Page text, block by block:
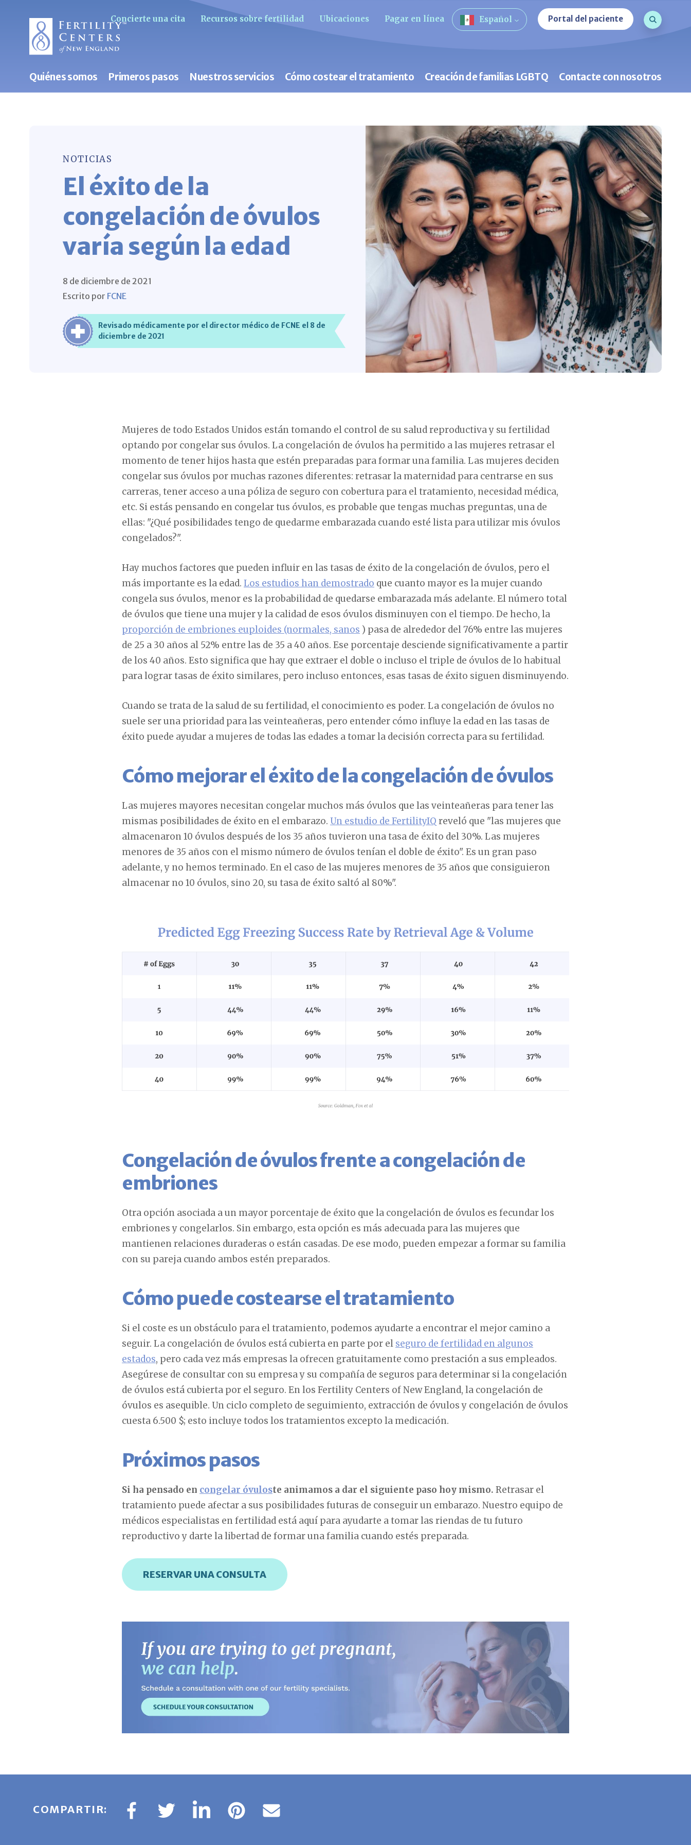
Concierte una cita Recursos sobre fertilidad Ubicaciones Pagar en línea Español Portal del paciente
Consulta
Quiénes somos Primeros pasos Nuestros servicios Cómo costear el tratamiento Creación de familias LGBTQ Contacte con nosotros
NOTICIAS
El éxito de la
congelación de óvulos
varía según la edad
8 de diciembre de 2021
Escrito por FCNE
Revisado médicamente por el director médico de FCNE el 8 de
diciembre de 2021
Mujeres de todo Estados Unidos están tomando el control de su salud reproductiva y su fertilidad
optando por congelar sus óvulos. La congelación de óvulos ha permitido a las mujeres retrasar el
momento de tener hijos hasta que estén preparadas para formar una familia. Las mujeres deciden
congelar sus óvulos por muchas razones diferentes: retrasar la maternidad para centrarse en sus
carreras, tener acceso a una póliza de seguro con cobertura para el tratamiento, necesidad médica,
etc. Si estás pensando en congelar tus óvulos, es probable que tengas muchas preguntas, una de
ellas: "¿Qué posibilidades tengo de quedarme embarazada cuando esté lista para utilizar mis óvulos
congelados?".
Hay muchos factores que pueden influir en las tasas de éxito de la congelación de óvulos, pero el
más importante es la edad. Los estudios han demostrado que cuanto mayor es la mujer cuando
congela sus óvulos, menor es la probabilidad de quedarse embarazada más adelante. El número total
de óvulos que tiene una mujer y la calidad de esos óvulos disminuyen con el tiempo. De hecho, la
proporción de embriones euploides (normales, sanos ) pasa de alrededor del 76% entre las mujeres
de 25 a 30 años al 52% entre las de 35 a 40 años. Ese porcentaje desciende significativamente a partir
de los 40 años. Esto significa que hay que extraer el doble o incluso el triple de óvulos de lo habitual
para lograr tasas de éxito similares, pero incluso entonces, esas tasas de éxito siguen disminuyendo.
Cuando se trata de la salud de su fertilidad, el conocimiento es poder. La congelación de óvulos no
suele ser una prioridad para las veinteañeras, pero entender cómo influye la edad en las tasas de
éxito puede ayudar a mujeres de todas las edades a tomar la decisión correcta para su fertilidad.
Cómo mejorar el éxito de la congelación de óvulos
Las mujeres mayores necesitan congelar muchos más óvulos que las veinteañeras para tener las
mismas posibilidades de éxito en el embarazo. Un estudio de FertilityIQ reveló que "las mujeres que
almacenaron 10 óvulos después de los 35 años tuvieron una tasa de éxito del 30%. Las mujeres
menores de 35 años con el mismo número de óvulos tenían el doble de éxito". Es un gran paso
adelante, y no hemos terminado. En el caso de las mujeres menores de 35 años que consiguieron
almacenar no 10 óvulos, sino 20, su tasa de éxito saltó al 80%".
Congelación de óvulos frente a congelación de
embriones
Otra opción asociada a un mayor porcentaje de éxito que la congelación de óvulos es fecundar los
embriones y congelarlos. Sin embargo, esta opción es más adecuada para las mujeres que
mantienen relaciones duraderas o están casadas. De ese modo, pueden empezar a formar su familia
con su pareja cuando ambos estén preparados.
Cómo puede costearse el tratamiento
Si el coste es un obstáculo para el tratamiento, podemos ayudarte a encontrar el mejor camino a
seguir. La congelación de óvulos está cubierta en parte por el seguro de fertilidad en algunos
estados, pero cada vez más empresas la ofrecen gratuitamente como prestación a sus empleados.
Asegúrese de consultar con su empresa y su compañía de seguros para determinar si la congelación
de óvulos está cubierta por el seguro. En los Fertility Centers of New England, la congelación de
óvulos es asequible. Un ciclo completo de seguimiento, extracción de óvulos y congelación de óvulos
cuesta 6.500 $; esto incluye todos los tratamientos excepto la medicación.
Próximos pasos
Si ha pensado en congelar óvuloste animamos a dar el siguiente paso hoy mismo. Retrasar el
tratamiento puede afectar a sus posibilidades futuras de conseguir un embarazo. Nuestro equipo de
médicos especialistas en fertilidad está aquí para ayudarte a tomar las riendas de tu futuro
reproductivo y darte la libertad de formar una familia cuando estés preparada.
RESERVAR UNA CONSULTA
COMPARTIR: